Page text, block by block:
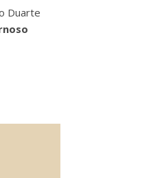
Duarte